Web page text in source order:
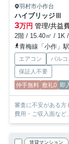
羽村市小作台
ハイブリッジⅢ
3万円 管理/共益
2階 / 15.40㎡ / 1K
青梅線「小作」
エアコン バルコ
保証人不要
仲手無料 敷礼0 即
審査に不安がある方も、
費用・ご収入面など
賃貸マンション